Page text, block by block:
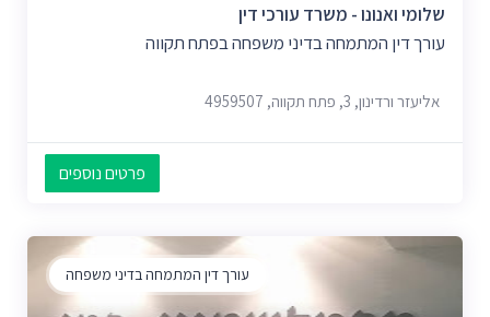
שלומי ואנונו - משרד עורכי דין
עורך דין המתמחה בדיני משפחה בפתח תקווה
אליעזר ורדינון, 3, פתח תקווה, 4959507
פרטים נוספים
עורך דין המתמחה בדיני משפחה